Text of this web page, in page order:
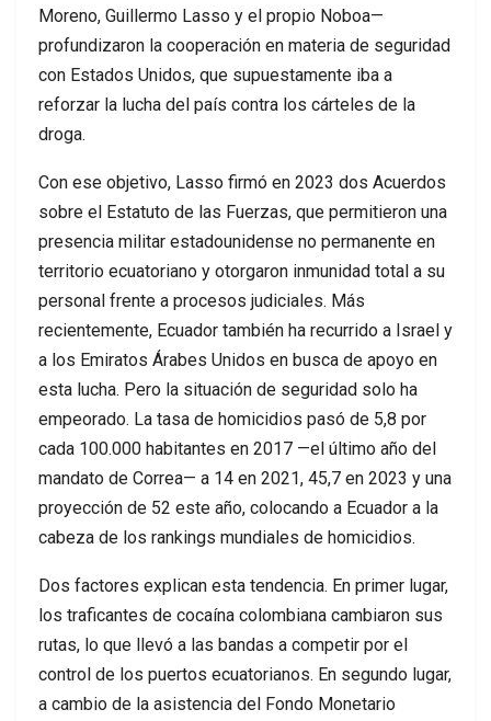
Moreno, Guillermo Lasso y el propio Noboa—
profundizaron la cooperación en materia de seguridad
con Estados Unidos, que supuestamente iba a
reforzar la lucha del país contra los cárteles de la
droga.
Con ese objetivo, Lasso firmó en 2023 dos Acuerdos
sobre el Estatuto de las Fuerzas, que permitieron una
presencia militar estadounidense no permanente en
territorio ecuatoriano y otorgaron inmunidad total a su
personal frente a procesos judiciales. Más
recientemente, Ecuador también ha recurrido a Israel y
a los Emiratos Árabes Unidos en busca de apoyo en
esta lucha. Pero la situación de seguridad solo ha
empeorado. La tasa de homicidios pasó de 5,8 por
cada 100.000 habitantes en 2017 —el último año del
mandato de Correa— a 14 en 2021, 45,7 en 2023 y una
proyección de 52 este año, colocando a Ecuador a la
cabeza de los rankings mundiales de homicidios.
Dos factores explican esta tendencia. En primer lugar,
los traficantes de cocaína colombiana cambiaron sus
rutas, lo que llevó a las bandas a competir por el
control de los puertos ecuatorianos. En segundo lugar,
a cambio de la asistencia del Fondo Monetario